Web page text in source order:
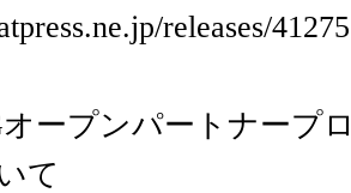
releases/
オープンパートナープ
て